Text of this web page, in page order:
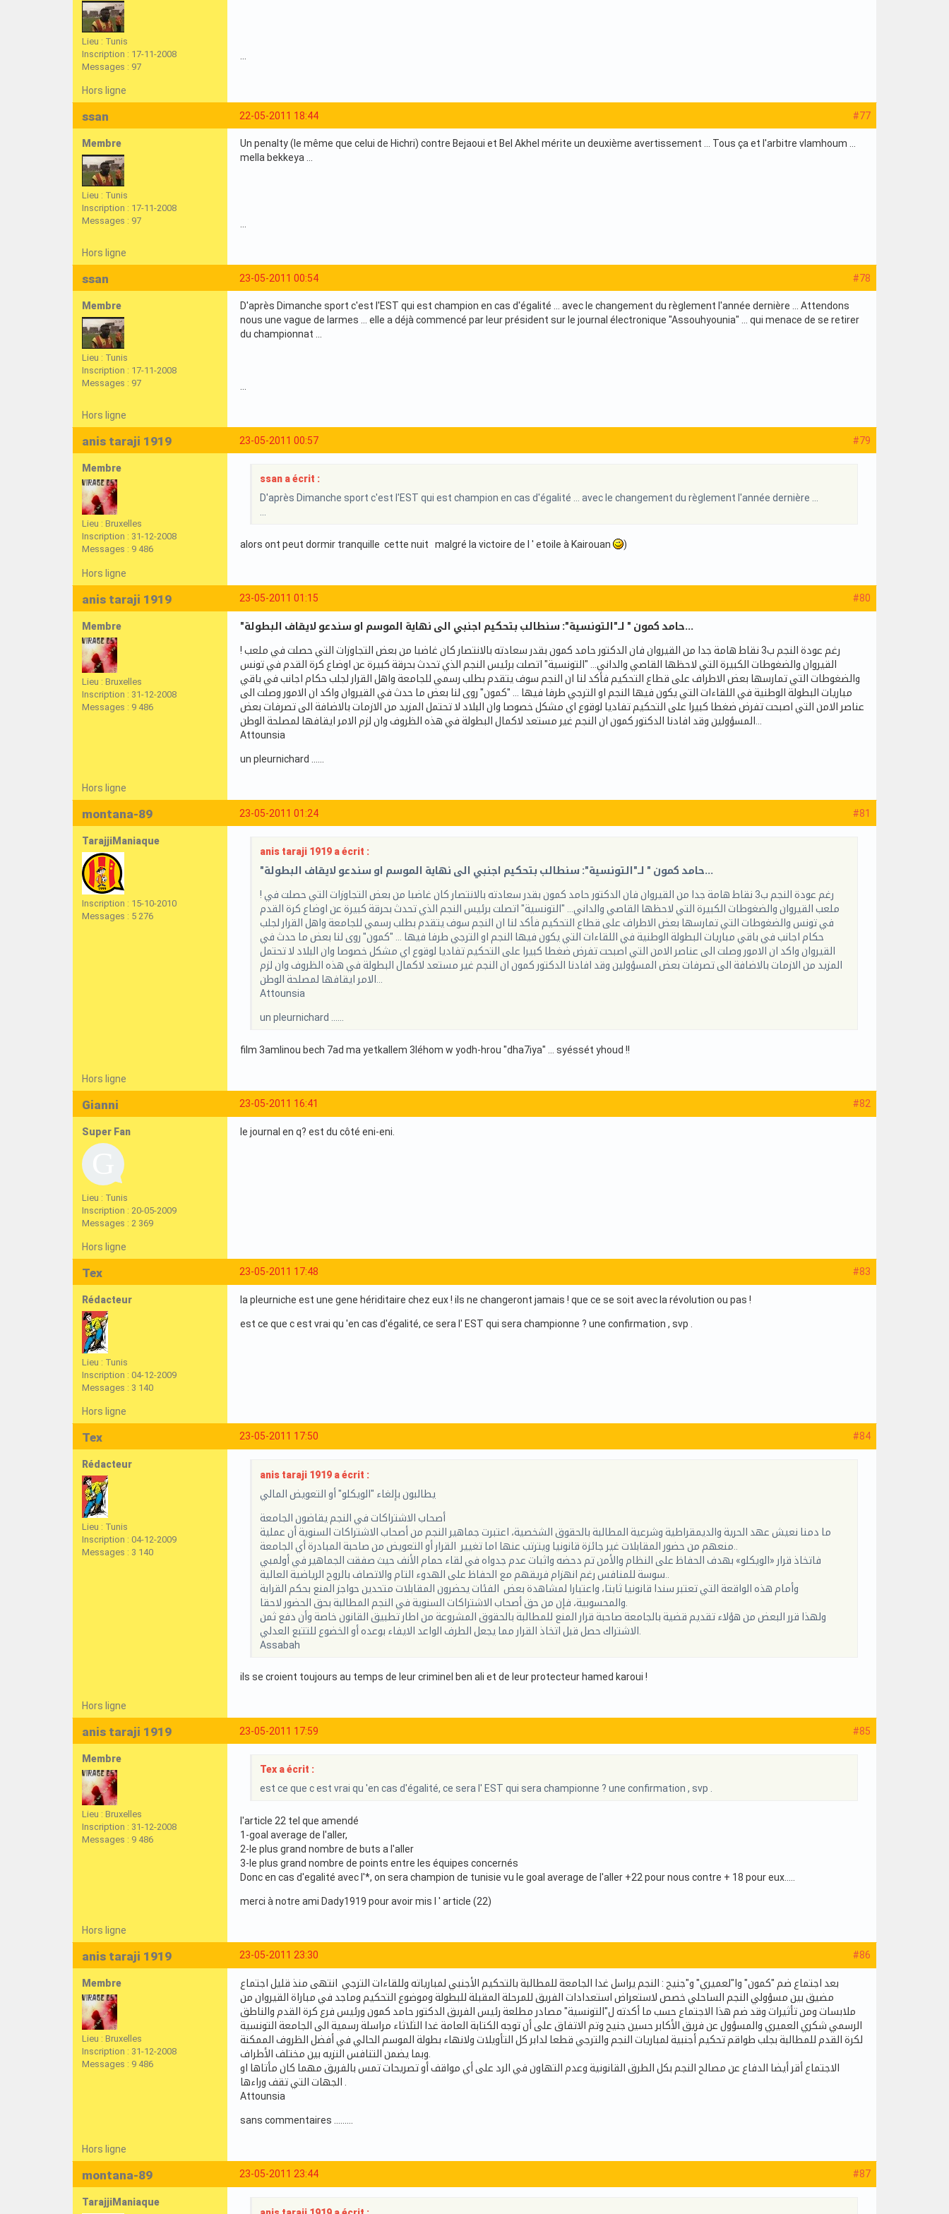
Lieu : Tunis
Inscription : 17-11-2008
Messages : 97
...
Hors ligne
#77
22-05-2011 18:44
ssan
Membre
Lieu : Tunis
Inscription : 17-11-2008
Messages : 97
Un penalty (le même que celui de Hichri) contre Bejaoui et Bel Akhel mérite un deuxième avertissement ... Tous ça et l'arbitre vlamhoum ...
mella bekkeya ...
...
Hors ligne
#78
23-05-2011 00:54
ssan
Membre
Lieu : Tunis
Inscription : 17-11-2008
Messages : 97
D'après Dimanche sport c'est l'EST qui est champion en cas d'égalité ... avec le changement du règlement l'année dernière ... Attendons
nous une vague de larmes ... elle a déjà commencé par leur président sur le journal électronique "Assouhyounia" ... qui menace de se retirer
du championnat ...
...
Hors ligne
#79
23-05-2011 00:57
anis taraji 1919
Membre
Lieu : Bruxelles
Inscription : 31-12-2008
Messages : 9 486
ssan a écrit :
D'après Dimanche sport c'est l'EST qui est champion en cas d'égalité ... avec le changement du règlement l'année dernière ...
...
alors ont peut dormir tranquille cette nuit malgré la victoire de l ' etoile à Kairouan )
Hors ligne
#80
23-05-2011 01:15
anis taraji 1919
Membre
Lieu : Bruxelles
Inscription : 31-12-2008
Messages : 9 486
"حامد كمون " لــ"التونسية": سنطالب بتحكيم اجنبي الى نهاية الموسم او سندعو لايقاف البطولة...
! رغم عودة النجم ب3 نقاط هامة جدا من القيروان فان الدكتور حامد كمون بقدر سعادته بالانتصار كان غاضبا من بعض التجاوزات التي حصلت في ملعب
القيروان والضغوطات الكبيرة التي لاحظها القاصي والداني... "التونسية" اتصلت برئيس النجم الذي تحدث بحرقة كبيرة عن اوضاع كرة القدم في تونس
والضغوطات التي تمارسها بعض الاطراف على قطاع التحكيم فأكد لنا ان النجم سوف يتقدم بطلب رسمي للجامعة واهل القرار لجلب حكام اجانب في باقي
مباريات البطولة الوطنية في اللقاءات التي يكون فيها النجم او الترجي طرفا فيها ... "كمون" روى لنا بعض ما حدث في القيروان واكد ان الامور وصلت الى
عناصر الامن التي اصبحت تفرض ضغطا كبيرا على التحكيم تفاديا لوقوع اي مشكل خصوصا وان البلاد لا تحتمل المزيد من الازمات بالاضافة الى تصرفات بعض
Attounsia
un pleurnichard ......
Hors ligne
#81
23-05-2011 01:24
montana-89
TarajjiManiaque
Inscription : 15-10-2010
Messages : 5 276
anis taraji 1919 a écrit :
"حامد كمون " لــ"التونسية": سنطالب بتحكيم اجنبي الى نهاية الموسم او سندعو لايقاف البطولة...
! رغم عودة النجم ب3 نقاط هامة جدا من القيروان فان الدكتور حامد كمون بقدر سعادته بالانتصار كان غاضبا من بعض التجاوزات التي حصلت في
ملعب القيروان والضغوطات الكبيرة التي لاحظها القاصي والداني... "التونسية" اتصلت برئيس النجم الذي تحدث بحرقة كبيرة عن اوضاع كرة القدم
في تونس والضغوطات التي تمارسها بعض الاطراف على قطاع التحكيم فأكد لنا ان النجم سوف يتقدم بطلب رسمي للجامعة واهل القرار لجلب
حكام اجانب في باقي مباريات البطولة الوطنية في اللقاءات التي يكون فيها النجم او الترجي طرفا فيها ... "كمون" روى لنا بعض ما حدث في
القيروان واكد ان الامور وصلت الى عناصر الامن التي اصبحت تفرض ضغطا كبيرا على التحكيم تفاديا لوقوع اي مشكل خصوصا وان البلاد لا تحتمل
المزيد من الازمات بالاضافة الى تصرفات بعض المسؤولين وقد افادنا الدكتور كمون ان النجم غير مستعد لاكمال البطولة في هذه الظروف وان لزم
Attounsia
un pleurnichard ......
film 3amlinou bech 7ad ma yetkallem 3léhom w yodh-hrou "dha7iya" ... syéssét yhoud !!
Hors ligne
#82
23-05-2011 16:41
Gianni
Super Fan
Lieu : Tunis
Inscription : 20-05-2009
Messages : 2 369
le journal en q? est du côté eni-eni.
Hors ligne
#83
23-05-2011 17:48
Tex
Rédacteur
Lieu : Tunis
Inscription : 04-12-2009
Messages : 3 140
la pleurniche est une gene hériditaire chez eux ! ils ne changeront jamais ! que ce se soit avec la révolution ou pas !
est ce que c est vrai qu 'en cas d'égalité, ce sera l' EST qui sera championne ? une confirmation , svp .
Hors ligne
#84
23-05-2011 17:50
Tex
Rédacteur
Lieu : Tunis
Inscription : 04-12-2009
Messages : 3 140
anis taraji 1919 a écrit :
يطالبون بإلغاء "الويكلو" أو التعويض المالي
أصحاب الاشتراكات في النجم يقاضون الجامعة
ما دمنا نعيش عهد الحرية والديمقراطية وشرعية المطالبة بالحقوق الشخصية، اعتبرت جماهير النجم من أصحاب الاشتراكات السنوية أن عملية
فاتخاذ قرار «الويكلو» بهدف الحفاظ على النظام والأمن تم دحضه واثبات عدم جدواه في لقاء حمام الأنف حيث صفقت الجماهير في أولمبي
وأمام هذه الواقعة التي تعتبر سندا قانونيا ثابتا، واعتبارا لمشاهدة بعض الفئات يحضرون المقابلات متحدين حواجز المنع بحكم القرابة
ولهذا قرر البعض من هؤلاء تقديم قضية بالجامعة صاحبة قرار المنع للمطالبة بالحقوق المشروعة من اطار تطبيق القانون خاصة وأن دفع ثمن
Assabah
ils se croient toujours au temps de leur criminel ben ali et de leur protecteur hamed karoui !
Hors ligne
#85
23-05-2011 17:59
anis taraji 1919
Membre
Lieu : Bruxelles
Inscription : 31-12-2008
Messages : 9 486
Tex a écrit :
est ce que c est vrai qu 'en cas d'égalité, ce sera l' EST qui sera championne ? une confirmation , svp .
l'article 22 tel que amendé
1-goal average de l'aller,
2-le plus grand nombre de buts a l'aller
3-le plus grand nombre de points entre les équipes concernés
Donc en cas d'egalité avec l'*, on sera champion de tunisie vu le goal average de l'aller +22 pour nous contre + 18 pour eux.....
merci à notre ami Dady1919 pour avoir mis l ' article (22)
Hors ligne
#86
23-05-2011 23:30
anis taraji 1919
Membre
Lieu : Bruxelles
Inscription : 31-12-2008
Messages : 9 486
بعد اجتماع ضم "كمون" وا"لعميري" و"جنيح : النجم يراسل غدا الجامعة للمطالبة بالتحكيم الأجنبي لمبارياته وللقاءات الترجي انتهى منذ قليل اجتماع
مضيق بين مسؤولي النجم الساحلي خصص لاستعراض استعدادات الفريق للمرحلة المقبلة للبطولة وموضوع التحكيم وماجد في مباراة القيروان من
ملابسات ومن تأثيرات وقد ضم هذا الاجتماع حسب ما أكدته ل"التونسية" مصادر مطلعة رئيس الفريق الدكتور حامد كمون ورئيس فرع كرة القدم والناطق
الرسمي شكري العميري والمسؤول عن فريق الأكابر حسين جنيح وتم الاتفاق على أن توجه الكتابة العامة غدا الثلاثاء مراسلة رسمية الى الجامعة التونسية
لكرة القدم للمطالبة بجلب طواقم تحكيم أجنبية لمباريات النجم والترجي قطعا لدابر كل التأويلات ولانهاء بطولة الموسم الحالي في أفضل الظروف الممكنة
الاجتماع أقر أيضا الدفاع عن مصالح النجم بكل الطرق القانونية وعدم التهاون في الرد على أي مواقف أو تصريحات تمس بالفريق مهما كان مأتاها او
Attounsia
sans commentaires .........
Hors ligne
#87
23-05-2011 23:44
montana-89
TarajjiManiaque